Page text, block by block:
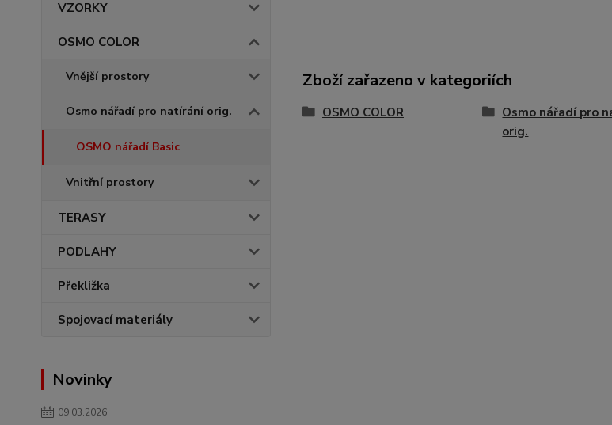
VZORKY
OSMO COLOR
Vnější prostory
Osmo nářadí pro natírání orig.
OSMO nářadí Basic
Vnitřní prostory
TERASY
PODLAHY
Překližka
Spojovací materiály
Novinky
09.03.2026
Zboží zařazeno v kategoriích
OSMO COLOR
Osmo nářadí pro
orig.